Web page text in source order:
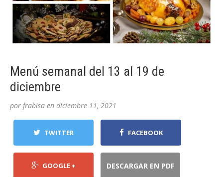
Menú semanal del 13 al 19 de
diciembre
por frabisa en diciembre 11, 2021
TWITTER FACEBOOK
GOOGLE + DESCARGAR EN PDF